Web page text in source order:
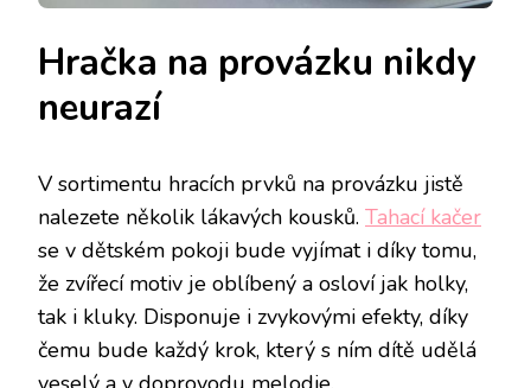
Hračka na provázku nikdy
neurazí
V sortimentu hracích prvků na provázku jistě
nalezete několik lákavých kousků. Tahací kačer
se v dětském pokoji bude vyjímat i díky tomu,
že zvířecí motiv je oblíbený a osloví jak holky,
tak i kluky. Disponuje i zvykovými efekty, díky
čemu bude každý krok, který s ním dítě udělá